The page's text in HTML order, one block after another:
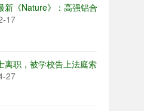
新《Nature》：高强铝合金的氢脆取
17
离职，被学校告上法庭索赔51万！
27